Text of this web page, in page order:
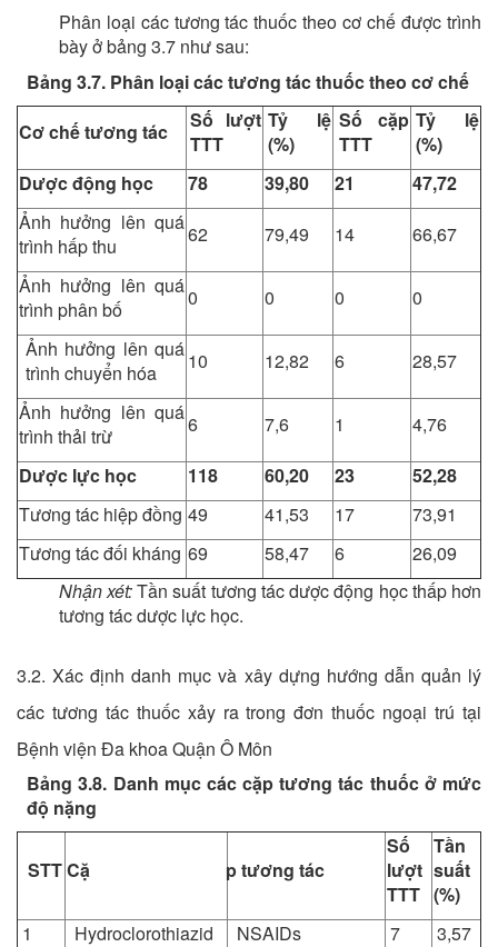
Phân loại các tương tác thuốc theo cơ chế được trình
bày ở bảng 3.7 như sau:
Bảng 3.7. Phân loại các tương tác thuốc theo cơ chế
Cơ chế tương tác
Số lượt
TTT
Tỷ lệ
(%)
Số cặp
TTT
Tỷ lệ
(%)
Dược động học
78 39,80 21
47,72
Ảnh hưởng lên quá
trình hấp thu
62 79,49 14
66,67
Ảnh hưởng lên quá
trình phân bố
0 0 0
0
Ảnh hưởng lên quá
trình chuyển hóa
10 12,82 6
28,57
Ảnh hưởng lên quá
trình thải trừ
6 7,6 1
4,76
Dược lực học
118 60,20 23
52,28
Tương tác hiệp đồng 49 41,53 17
73,91
Tương tác đối kháng 69 58,47 6
26,09
Nhận xét:Tần suất tương tác dược động học thấp hơn
tương tác dược lực học.
3.2. Xác định danh mục và xây dựng hướng dẫn quản lý
các tương tác thuốc xảy ra trong đơn thuốc ngoại trú tại
Bệnh viện Đa khoa Quận Ô Môn
Bảng 3.8. Danh mục các cặp tương tác thuốc ở mức
độ nặng
STTCặ p tương tác
Số
lượt
TTT
Tần
suất
(%)
1
Hydroclorothiazid NSAIDs 7
3,57